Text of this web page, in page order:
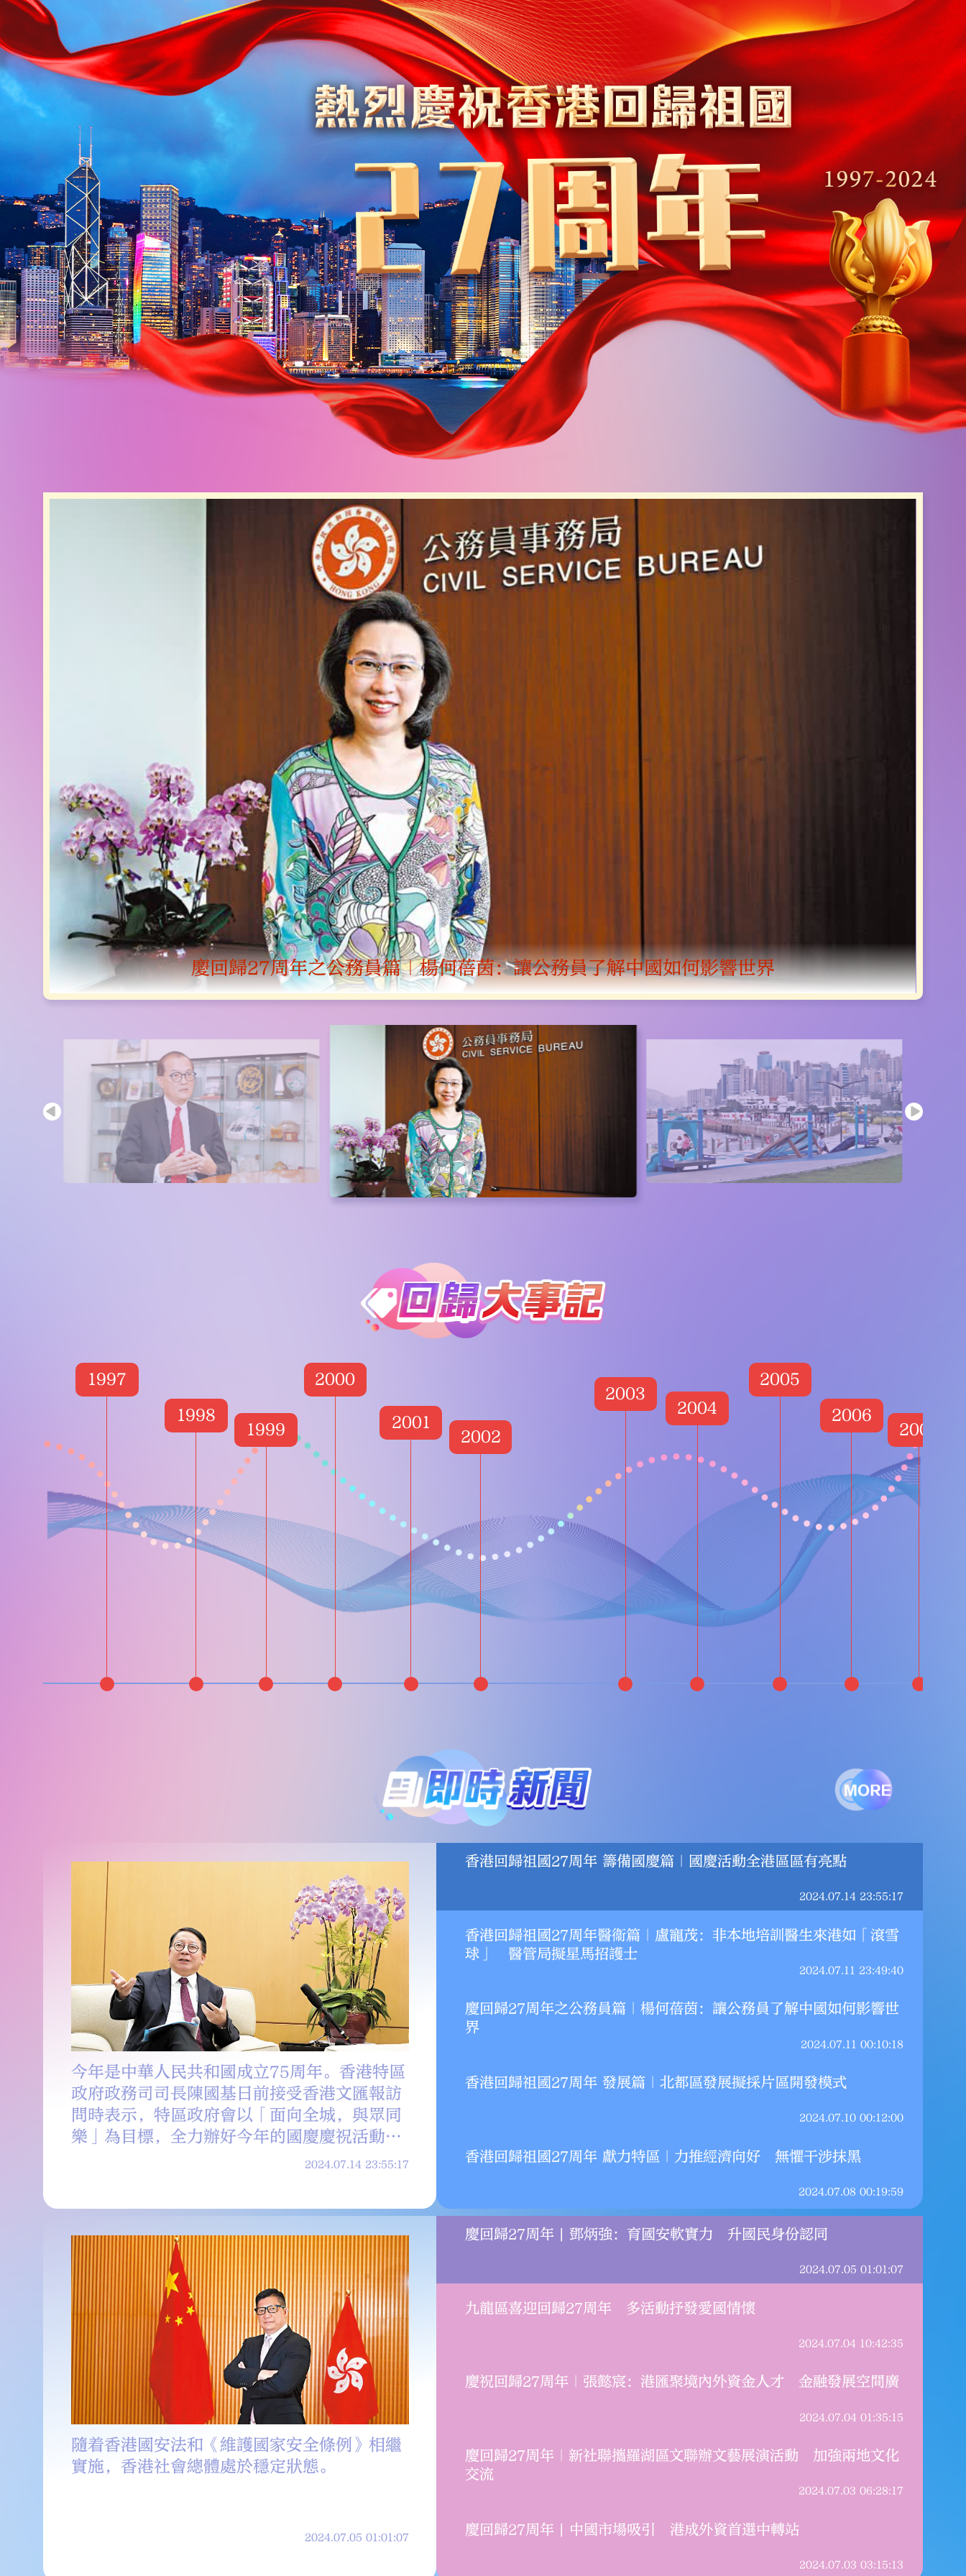
香港回歸祖國27周年 籌備國慶篇｜國慶活動全港區區有亮點
香港回歸祖國27周年醫衞篇｜盧寵茂：非本地培訓醫生來港如「滾雪球」 醫管局擬星馬招護士
慶回歸27周年之公務員篇｜楊何蓓茵：讓公務員了解中國如何影響世界
香港回歸祖國27周年 發展篇｜北都區發展擬採片區開發模式
香港回歸祖國27周年 獻力特區｜力推經濟向好 無懼干涉抹黑
1997
1998
1999
2000
2001
2002
2003
2004
2005
2006
2007
今年是中華人民共和國成立75周年。香港特區
政府政務司司長陳國基日前接受香港文匯報訪
問時表示，特區政府會以「面向全城，與眾同
樂」為目標，全力辦好今年的國慶慶祝活動，
包括舉行國慶煙花匯演、組織全港性消費優惠
活動營造熱烈的國慶氣氛，感受到愛國主義的
氛圍，人人開心消費，全城盡慶。
2024.07.14 23:55:17
特區政府醫務衞生局局長盧寵茂近日接受大公
文匯全媒體專訪時表示，《醫生註冊條例》修
2024.07.11 23:49:40
蓓茵一行。
香港回歸祖國27周年 籌備國慶篇｜國慶活動全港區區有亮點
2024.07.14 23:55:17
香港回歸祖國27周年醫衞篇｜盧寵茂：非本地培訓醫生來港如「滾雪
球」 醫管局擬星馬招護士
2024.07.11 23:49:40
慶回歸27周年之公務員篇｜楊何蓓茵：讓公務員了解中國如何影響世
界
2024.07.11 00:10:18
香港回歸祖國27周年 發展篇｜北都區發展擬採片區開發模式
2024.07.10 00:12:00
香港回歸祖國27周年 獻力特區｜力推經濟向好 無懼干涉抹黑
2024.07.08 00:19:59
隨着香港國安法和《維護國家安全條例》相繼
實施，香港社會總體處於穩定狀態。
2024.07.05 01:01:07
剛剛過去的周一（7月1日）是香港回歸祖國27
周年紀念日。連日來，九龍地區各界團體舉辦
2024.07.04 10:42:35
香港回歸祖國
港的中資企業
建設、社會發
慶回歸27周年 | 鄧炳強：育國安軟實力 升國民身份認同
2024.07.05 01:01:07
九龍區喜迎回歸27周年 多活動抒發愛國情懷
2024.07.04 10:42:35
慶祝回歸27周年｜張懿宸：港匯聚境內外資金人才 金融發展空間廣
2024.07.04 01:35:15
慶回歸27周年｜新社聯攜羅湖區文聯辦文藝展演活動 加強兩地文化
交流
2024.07.03 06:28:17
慶回歸27周年 | 中國市場吸引 港成外資首選中轉站
2024.07.03 03:15:13